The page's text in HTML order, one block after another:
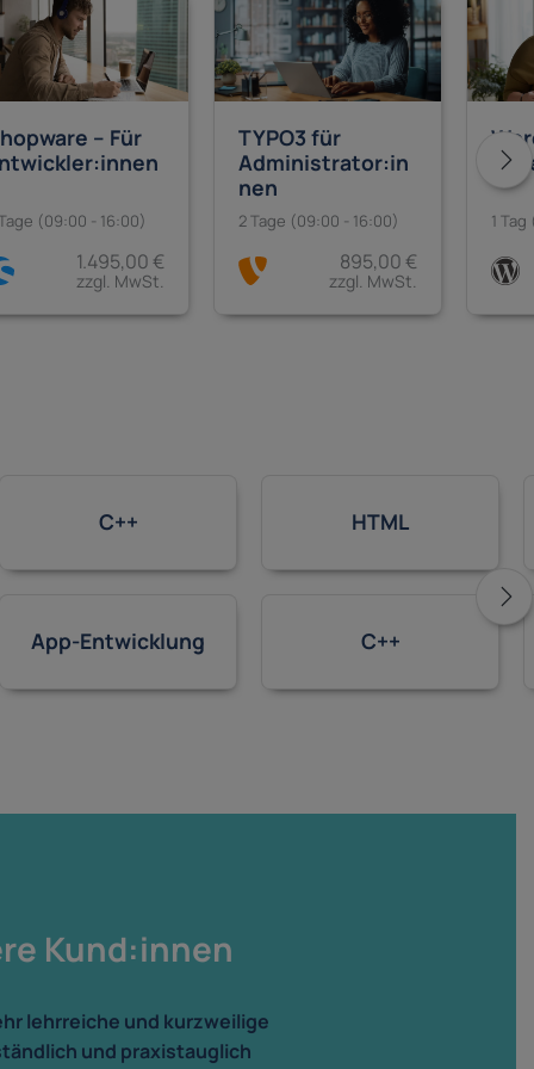
– Für
(09:00 - 16:00)
1.495,00 €
zzgl. MwSt.
TYPO3 für
Administrator:in
nen
2 Tage (09:00 - 16:00)
895,00 €
zzgl. MwSt.
1
C++
App-Entwicklung
HTML
C++
Kund:innen
lehrreiche und kurzweilige
und praxistauglich